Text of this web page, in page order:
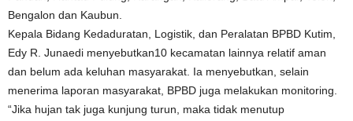
Bengalon dan Kaubun.
Kepala Bidang Kedaduratan, Logistik, dan Peralatan BPBD Kutim,
Edy R. Junaedi menyebutkan10 kecamatan lainnya relatif aman
dan belum ada keluhan masyarakat. Ia menyebutkan, selain
menerima laporan masyarakat, BPBD juga melakukan monitoring.
“Jika hujan tak juga kunjung turun, maka tidak menutup